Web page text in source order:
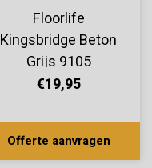
Floorlife
Kingsbridge Beton
Grijs 9105
€19,95
Offerte aanvragen